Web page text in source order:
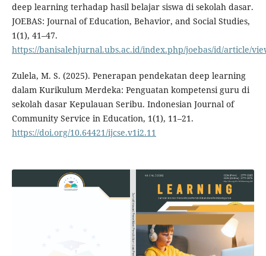
deep learning terhadap hasil belajar siswa di sekolah dasar.
JOEBAS: Journal of Education, Behavior, and Social Studies,
1(1), 41–47.
https://banisalehjurnal.ubs.ac.id/index.php/joebas/id/article/
Zulela, M. S. (2025). Penerapan pendekatan deep learning
dalam Kurikulum Merdeka: Penguatan kompetensi guru di
sekolah dasar Kepulauan Seribu. Indonesian Journal of
Community Service in Education, 1(1), 11–21.
https://doi.org/10.64421/ijcse.v1i2.11